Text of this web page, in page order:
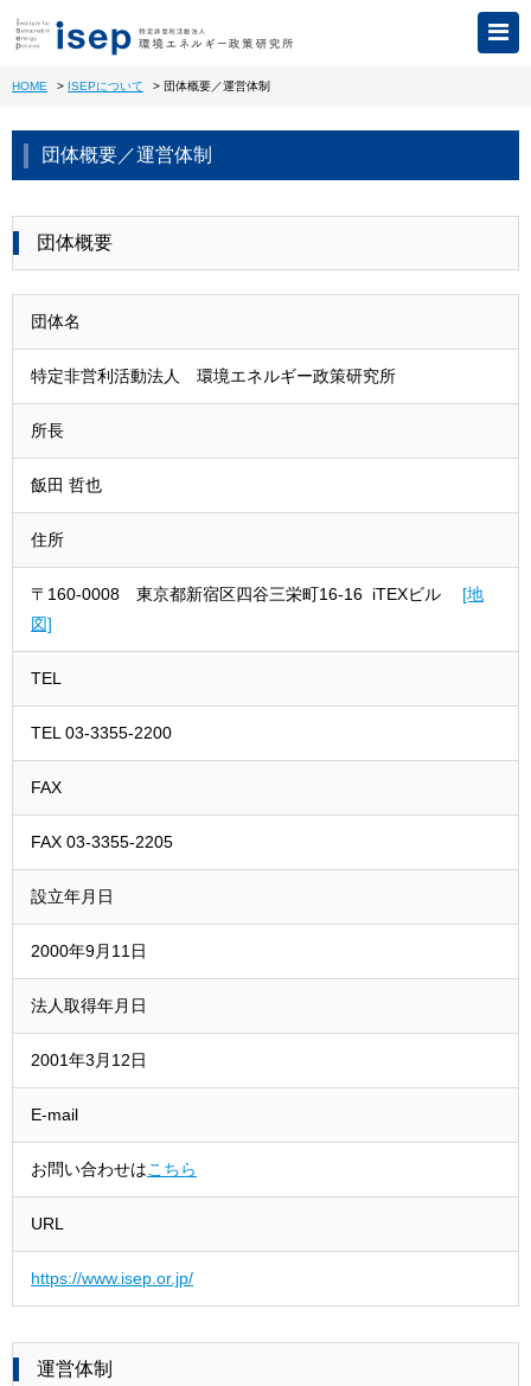
HOME > ISEPについて > 団体概要／運営体制
団体概要／運営体制
団体概要
団体名
特定非営利活動法人 環境エネルギー政策研究所
所長
飯田 哲也
住所
〒160-0008 東京都新宿区四谷三栄町16-16 iTEXビル [地
図]
TEL
TEL 03-3355-2200
FAX
FAX 03-3355-2205
設立年月日
2000年9月11日
法人取得年月日
2001年3月12日
E-mail
お問い合わせはこちら
URL
https://www.isep.or.jp/
運営体制